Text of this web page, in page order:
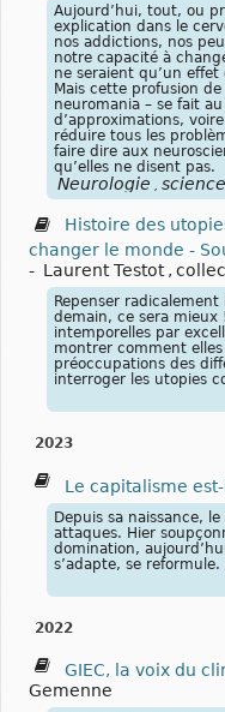
Aujourd’hui, tout, ou
explication dans le
nos addictions, nos
notre capacité à
ne seraient qu’un
Mais cette profusion
neuromania – se fait
d’approximations,
réduire tous les
faire dire aux
qu’elles ne disent pas.
Neurologie
Histoire des
changer le monde -
- Laurent Testot ,
Repenser
demain, ce sera mieux
intemporelles par
montrer comment
préoccupations des
interroger les utopies
2023
Le capitalisme
Depuis sa naissance,
attaques. Hier
domination,
s’adapte, se reformule.
2022
GIEC, la voix du
Gemenne